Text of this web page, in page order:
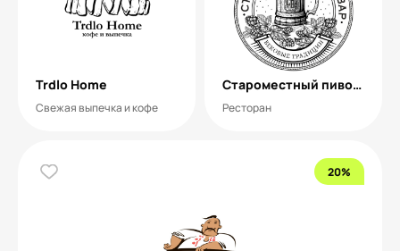
Trdlo Home
Свежая выпечка и кофе
Староместный пивовар
Ресторан
20%